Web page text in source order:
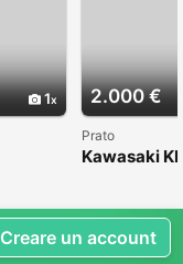
1 2.000 €
Prato
Kawasaki
Creare un account